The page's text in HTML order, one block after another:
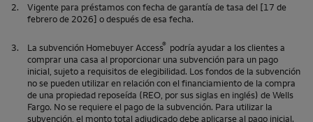
2.
Vigente para préstamos con fecha de garantía de tasa del [17 de
febrero de 2026] o después de esa fecha.
3. La subvención Homebuyer Access® podría ayudar a los clientes a
comprar una casa al proporcionar una subvención para un pago
inicial, sujeto a requisitos de elegibilidad. Los fondos de la subvención
no se pueden utilizar en relación con el financiamiento de la compra
de una propiedad reposeída (REO, por sus siglas en inglés) deWells
Fargo. No se requiere el pago de la subvención. Para utilizar la
subvención, el monto total adjudicado debe aplicarse al pago inicial.